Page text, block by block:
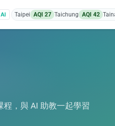
Taipei AQI 27 Taichung AQI 42
，與 AI 助教一起學習